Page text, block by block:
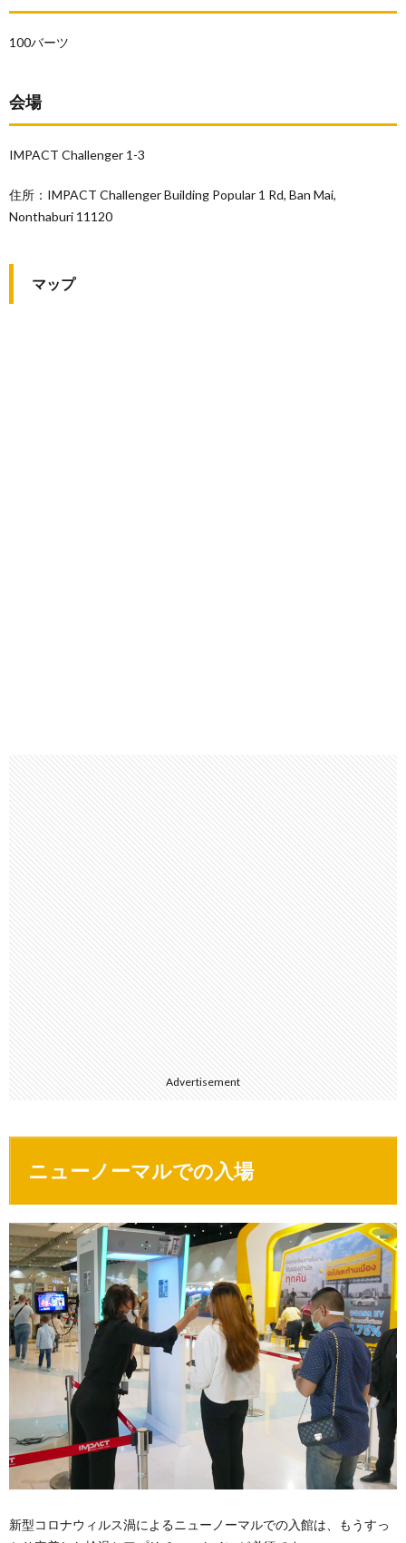
100バーツ
会場
IMPACT Challenger 1-3
住所：IMPACT Challenger Building Popular 1 Rd, Ban Mai,
Nonthaburi 11120
マップ
Advertisement
ニューノーマルでの入場
新型コロナウィルス渦によるニューノーマルでの入館は、もうすっ